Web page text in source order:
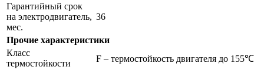
Гарантийный срок
на электродвигатель,
мес.
36
Прочие характеристики
Класс
термостойкости
F – термостойкость двигателя до 155℃